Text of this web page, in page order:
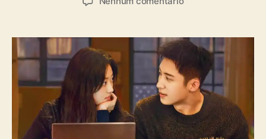
r
d
o
p
o
d
e
b
l
i
u
n
g
J
i
n
g